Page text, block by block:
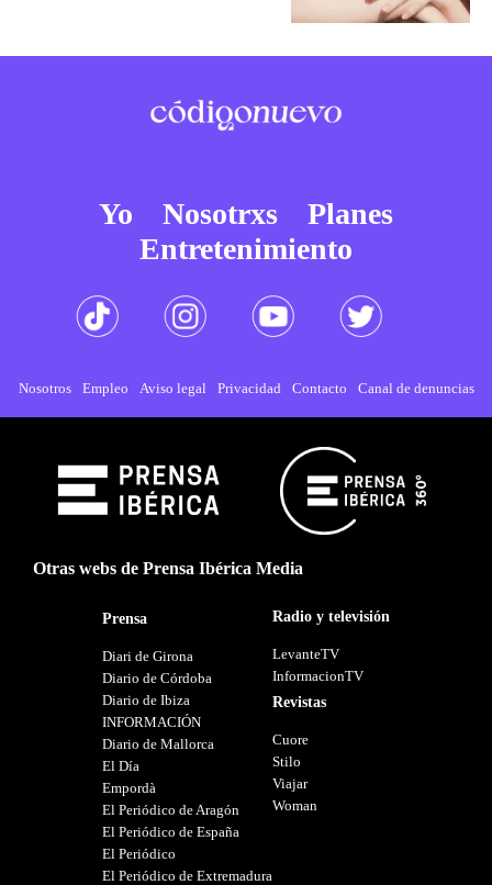
Yo Nosotrxs
Planes
Entretenimiento
Nosotros Empleo Aviso legal Privacidad Contacto Canal de denuncias
Otras webs de Prensa Ibérica Media
Prensa
Diari de Girona
Diario de Córdoba
Diario de Ibiza
INFORMACIÓN
Diario de Mallorca
El Día
Empordà
El Periódico de Aragón
El Periódico de España
El Periódico
El Periódico de Extremadura
Radio y televisión
LevanteTV
InformacionTV
Revistas
Cuore
Stilo
Viajar
Woman